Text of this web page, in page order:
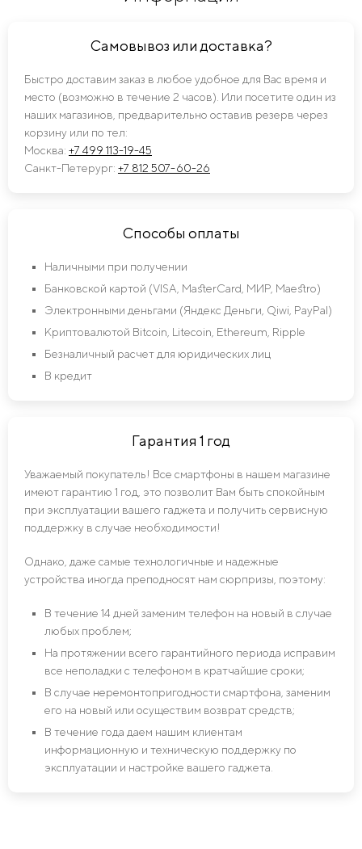
Самовывоз или доставка?
Быстро доставим заказ в любое удобное для Вас время и
место (возможно в течение 2 часов). Или посетите один из
наших магазинов, предварительно оставив резерв через
корзину или по тел:
Москва: +7 499 113-19-45
Санкт-Петерург: +7 812 507-60-26
Способы оплаты
Наличными при получении
Банковской картой (VISA, MasterCard, МИР, Maestro)
Электронными деньгами (Яндекс Деньги, Qiwi, PayPal)
Криптовалютой Bitcoin, Litecoin, Ethereum, Ripple
Безналичный расчет для юридических лиц
В кредит
Гарантия 1 год
Уважаемый покупатель! Все смартфоны в нашем магазине
имеют гарантию 1 год, это позволит Вам быть спокойным
при эксплуатации вашего гаджета и получить сервисную
поддержку в случае необходимости!
Однако, даже самые технологичные и надежные
устройства иногда преподносят нам сюрпризы, поэтому:
В течение 14 дней заменим телефон на новый в случае
любых проблем;
На протяжении всего гарантийного периода исправим
все неполадки с телефоном в кратчайшие сроки;
В случае неремонтопригодности смартфона, заменим
его на новый или осуществим возврат средств;
В течение года даем нашим клиентам
информационную и техническую поддержку по
эксплуатации и настройке вашего гаджета.